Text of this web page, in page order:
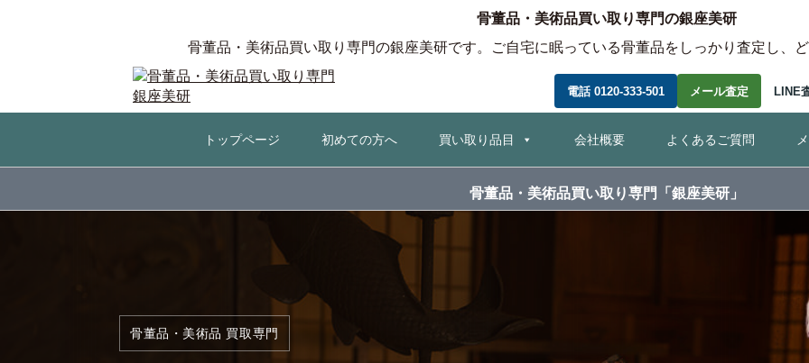
骨董品・美術品買い取り専門の銀座美研
骨董品・美術品買い取り専門の銀座美研です。ご自宅に眠っている骨董品をしっかり査定し、
電話 0120-333-501 メール査定 LINE
ン
ツ
トップページ 初めての方へ 買い取り品目 会社概要 よくあるご質問
骨董品・美術品買い取り専門「銀座美研」
骨董品・美術品 買取専門